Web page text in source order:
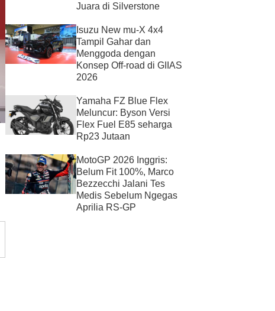
Juara di Silverstone
Isuzu New mu-X 4x4
Tampil Gahar dan
Menggoda dengan
Konsep Off-road di GIIAS
2026
Yamaha FZ Blue Flex
Meluncur: Byson Versi
Flex Fuel E85 seharga
Rp23 Jutaan
MotoGP 2026 Inggris:
Belum Fit 100%, Marco
Bezzecchi Jalani Tes
Medis Sebelum Ngegas
Aprilia RS-GP